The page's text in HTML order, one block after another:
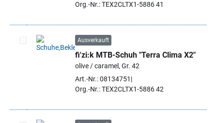
Org.-Nr.: TEX2CLTX1-5886 41
Artikel auswählen
Ausverkauft
fi'zi:k MTB-Schuh "Terra Clima X2"
olive / caramel, Gr. 42
Art.-Nr.: 08134751
Org.-Nr.: TEX2CLTX1-5886 42